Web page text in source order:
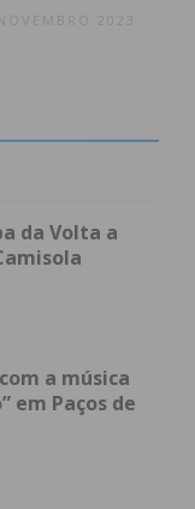
2023
da Volta a
a música
em Paços de